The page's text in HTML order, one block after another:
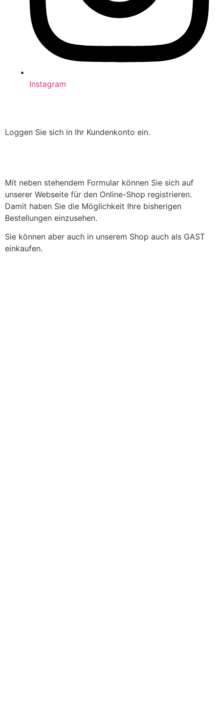
Instagram
Loggen Sie sich in Ihr Kundenkonto ein.
Mit neben stehendem Formular können Sie sich auf
unserer Webseite für den Online-Shop registrieren.
Damit haben Sie die Möglichkeit Ihre bisherigen
Bestellungen einzusehen.
Sie können aber auch in unserem Shop auch als GAST
einkaufen.